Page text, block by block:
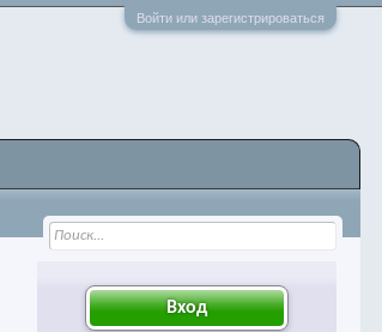
Войти или зарегистрироваться
Вход